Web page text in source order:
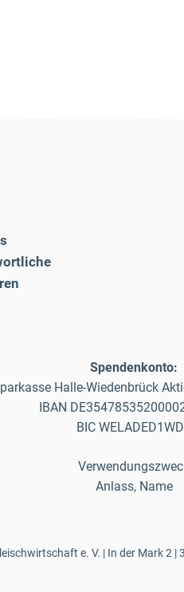
Spendenkonto:
Halle-Wiedenbrück
IBAN
BIC
Anlass, Name
e. V. | In der Mark 2 |